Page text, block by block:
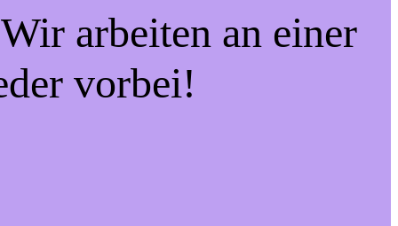
arbeiten an einer
vorbei!